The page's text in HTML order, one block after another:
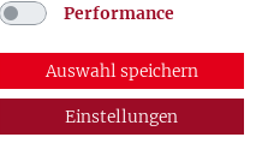
Datenschutz
KONTAKT
Performance
Auswahl speichern
Einstellungen